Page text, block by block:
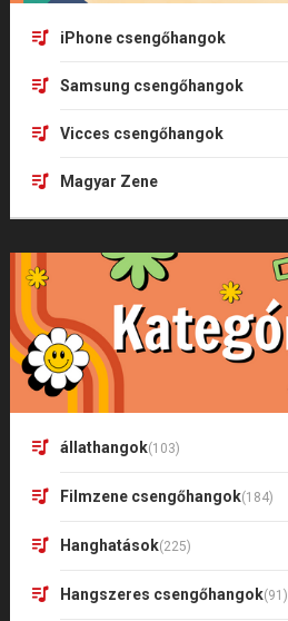
iPhone csengőhangok
Samsung csengőhangok
Vicces csengőhangok
Magyar Zene
állathangok(103)
Filmzene csengőhangok(184)
Hanghatások(225)
Hangszeres csengőhangok(91)